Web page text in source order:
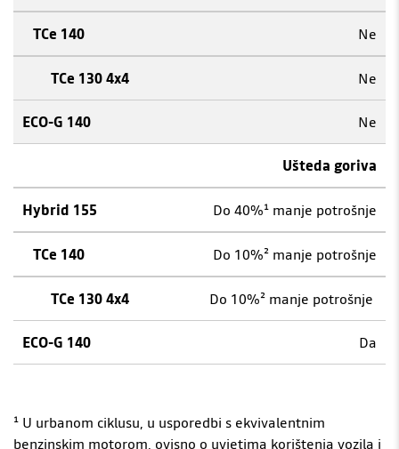
Ne
Ne
Ne
Ušteda goriva
Do 40%¹ manje potrošnje
Do 10%² manje potrošnje
Do 10%² manje potrošnje
Da
¹ U urbanom ciklusu, u usporedbi s ekvivalentnim
benzinskim motorom, ovisno o uvjetima korištenja vozila i